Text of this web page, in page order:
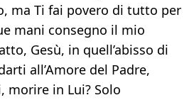
ma Ti fai povero di tutto per
mani consegno il mio
Gesù, in quell’abisso di
all’Amore del Padre,
morire in Lui? Solo